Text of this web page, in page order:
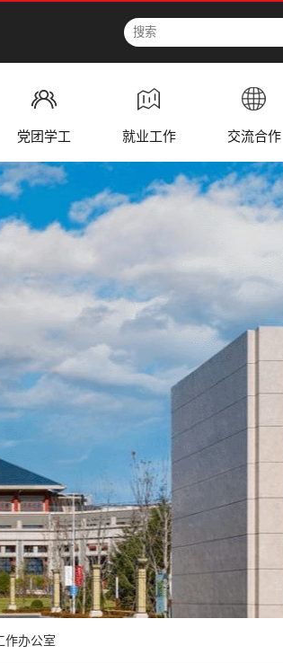
党团学工 就业工作 交流合作
作办公室